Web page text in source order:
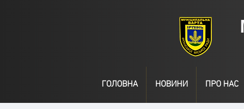
ГОЛОВНА НОВИНИ ПРО НАС